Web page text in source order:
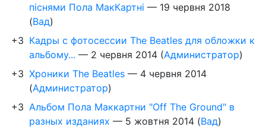
піснями Пола МакКартні — 19 червня 2018
(Вад)
+3 Кадры с фотосессии The Beatles для обложки к
альбому... — 2 червня 2014 (Администратор)
+3 Хроники The Beatles — 4 червня 2014
(Администратор)
+3 Альбом Пола Маккартни "Off The Ground" в
разных изданиях — 5 жовтня 2014 (Вад)